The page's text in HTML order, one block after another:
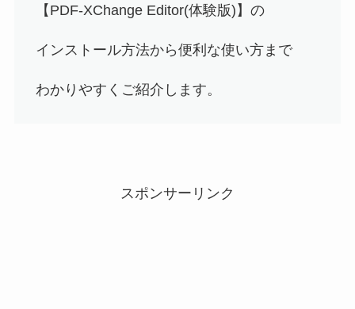
【PDF-XChange Editor(体験版)】の
インストール方法から便利な使い方まで
わかりやすくご紹介します。
スポンサーリンク